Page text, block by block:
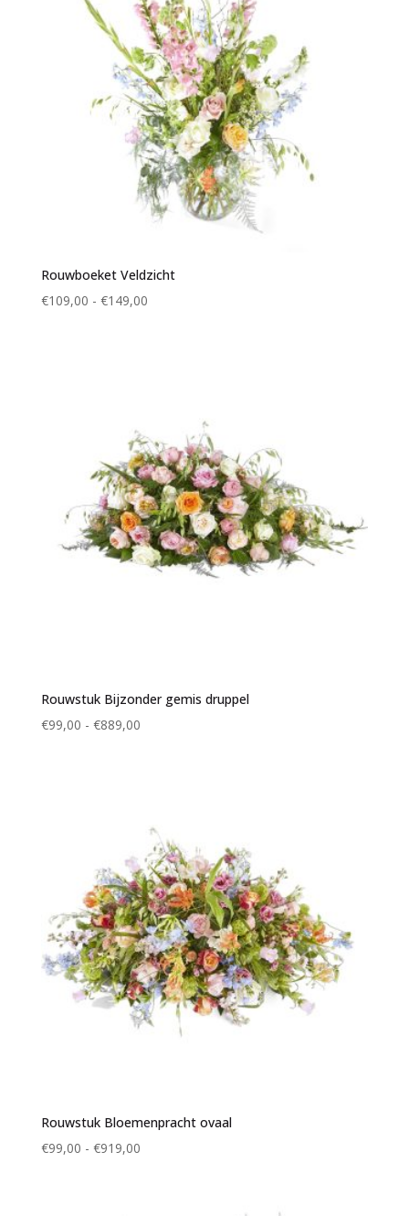
Rouwboeket Veldzicht
€109,00 - €149,00Prijsklasse:
Rouwstuk Bijzonder gemis druppel
€99,00 - €889,00Prijsklasse:
Rouwstuk Bloemenpracht ovaal
€99,00 - €919,00Prijsklasse: